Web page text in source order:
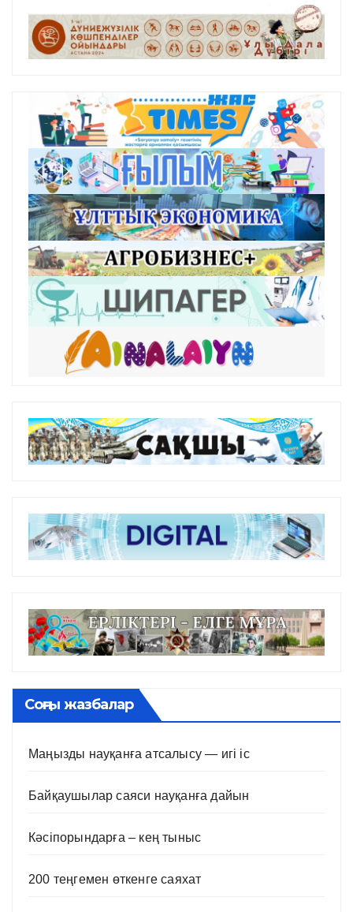
Соңғы жазбалар
Маңызды науқанға атсалысу — игі іс
Байқаушылар саяси науқанға дайын
Кәсіпорындарға – кең тыныс
200 теңгемен өткенге саяхат